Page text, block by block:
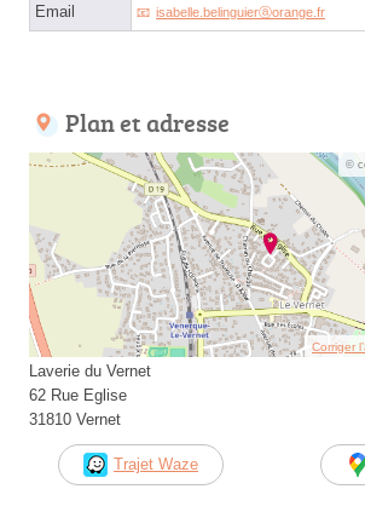
Email isabelle.belinguierⓐorange.fr
Plan et adresse
©
Corriger
Laverie du Vernet
62 Rue Eglise
31810 Vernet
Trajet Waze